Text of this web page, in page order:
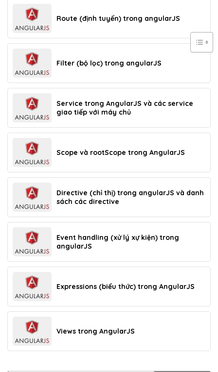
Route (định tuyến) trong angularJS
Filter (bộ lọc) trong angularJS
Service trong AngularJS và các service
giao tiếp với máy chủ
Scope và rootScope trong AngularJS
Directive (chỉ thị) trong angularJS và danh
sách các directive
Event handling (xử lý xự kiện) trong
angularJS
Expressions (biểu thức) trong AngularJS
Views trong AngularJS